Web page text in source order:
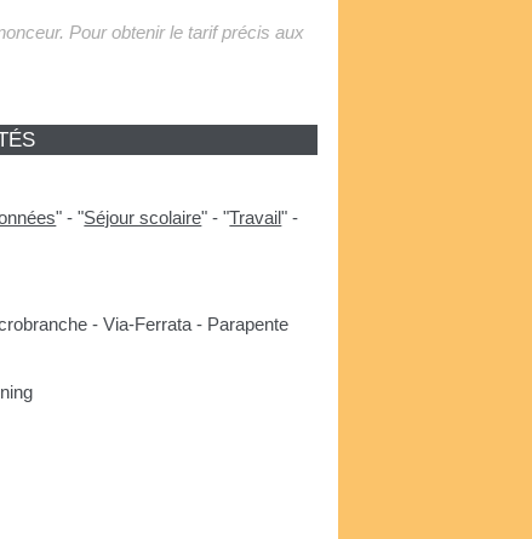
Pour obtenir le tarif précis aux
" -"Séjour scolaire" -"Travail" -
- Via-Ferrata - Parapente